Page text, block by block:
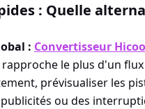
: Quelle
: Convertisseur
le plus d'un
prévisualiser les
ou des